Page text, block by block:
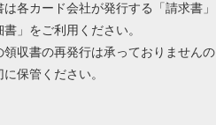
各カード会社が発行する「請求書」
」をご利用ください。
領収書の再発行は承っておりませんの
保管ください。